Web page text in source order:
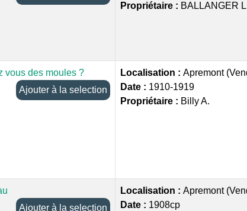
Propriétaire : BALLANGER
vous des moules ?
Ajouter à la selection
Localisation : Apremont
Date : 1910-1919
Propriétaire : Billy A.
Ajouter à la selection
Localisation : Apremont
Date : 1908cp